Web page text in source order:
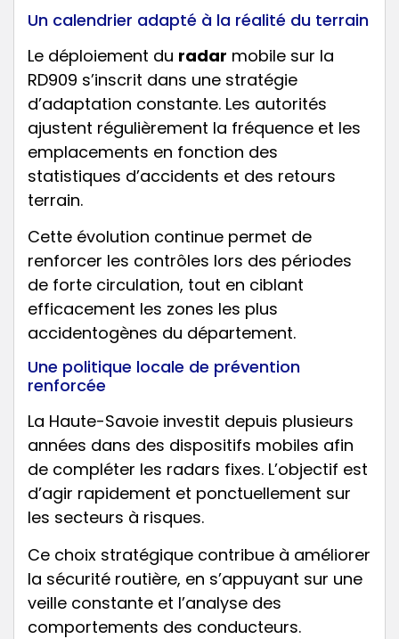
Un calendrier adapté à la réalité du terrain
Le déploiement du radar mobile sur la
RD909 s’inscrit dans une stratégie
d’adaptation constante. Les autorités
ajustent régulièrement la fréquence et les
emplacements en fonction des
statistiques d’accidents et des retours
terrain.
Cette évolution continue permet de
renforcer les contrôles lors des périodes
de forte circulation, tout en ciblant
efficacement les zones les plus
accidentogènes du département.
Une politique locale de prévention
renforcée
La Haute-Savoie investit depuis plusieurs
années dans des dispositifs mobiles afin
de compléter les radars fixes. L’objectif est
d’agir rapidement et ponctuellement sur
les secteurs à risques.
Ce choix stratégique contribue à améliorer
la sécurité routière, en s’appuyant sur une
veille constante et l’analyse des
comportements des conducteurs.